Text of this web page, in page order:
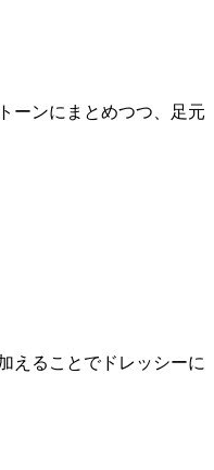
ーンにまとめつつ、足元
えることでドレッシーに